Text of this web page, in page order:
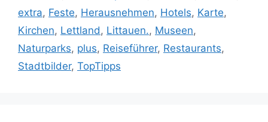
extra, Feste, Herausnehmen, Hotels, Karte,
Kirchen, Lettland, Littauen., Museen,
Naturparks, plus, Reiseführer, Restaurants,
Stadtbilder, TopTipps